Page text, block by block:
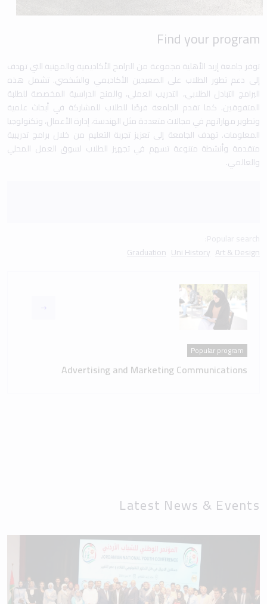
Find your program
توفر جامعة إربد الأهلية مجموعة من البرامج الأكاديمية والمهنية التي تهدف
إلى دعم تطور الطلاب على الصعيدين الأكاديمي والشخصي. تشمل هذه
البرامج التبادل الطلابي، التدريب العملي، والمنح الدراسية المخصصة للطلبة
المتفوقين. كما تقدم الجامعة فرصًا للطلاب للمشاركة في أبحاث علمية
وتطوير مهاراتهم في مجالات متعددة مثل الهندسة، إدارة الأعمال، وتكنولوجيا
المعلومات. تهدف الجامعة إلى تعزيز تجربة التعليم من خلال برامج تدريبية
متقدمة وأنشطة متنوعة تسهم في تجهيز الطلاب لسوق العمل المحلي
والعالمي.
Art & Design
Uni History
Graduation
Popular program
Advertising and Marketing Communications
Latest News & Events